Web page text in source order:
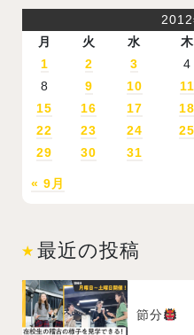
2012
月
火 水 木
« 9月
1 2 3 4
8
9 10 11
15
16 17 18
22
23 24 25
29
30 31
最近の投稿
節分